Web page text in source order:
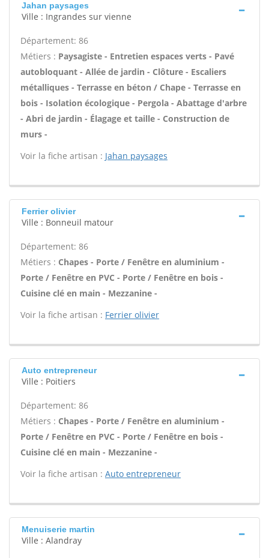
Jahan paysages
Ville : Ingrandes sur vienne
Département: 86
Métiers : Paysagiste - Entretien espaces verts - Pavé
autobloquant - Allée de jardin - Clôture - Escaliers
métalliques - Terrasse en béton / Chape - Terrasse en
bois - Isolation écologique - Pergola - Abattage d'arbre
- Abri de jardin - Élagage et taille - Construction de
murs -
Voir la fiche artisan : Jahan paysages
Ferrier olivier
Ville : Bonneuil matour
Département: 86
Métiers : Chapes - Porte / Fenêtre en aluminium -
Porte / Fenêtre en PVC - Porte / Fenêtre en bois -
Cuisine clé en main - Mezzanine -
Voir la fiche artisan : Ferrier olivier
Auto entrepreneur
Ville : Poitiers
Département: 86
Métiers : Chapes - Porte / Fenêtre en aluminium -
Porte / Fenêtre en PVC - Porte / Fenêtre en bois -
Cuisine clé en main - Mezzanine -
Voir la fiche artisan : Auto entrepreneur
Menuiserie martin
Ville : Alandray